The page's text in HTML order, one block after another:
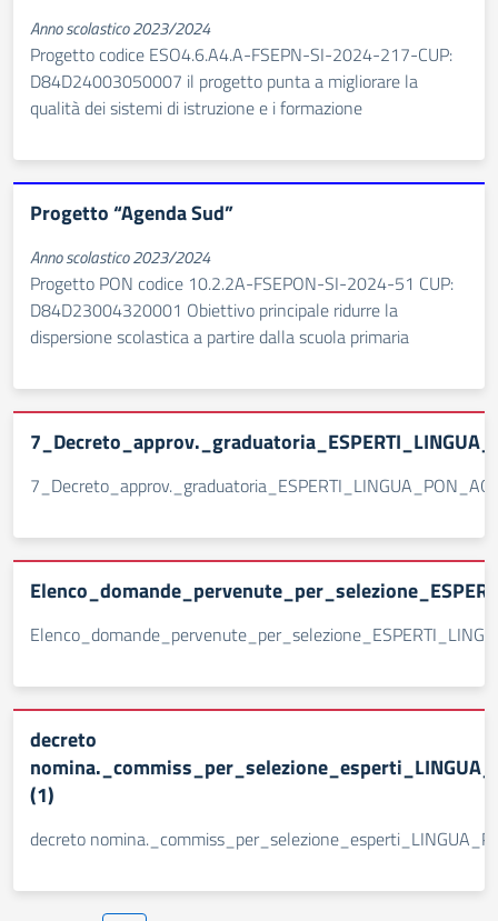
Anno scolastico 2023/2024
Progetto codice ESO4.6.A4.A-FSEPN-SI-2024-217-CUP:
D84D24003050007 il progetto punta a migliorare la
qualità dei sistemi di istruzione e i formazione
Progetto “Agenda Sud”
Anno scolastico 2023/2024
Progetto PON codice 10.2.2A-FSEPON-SI-2024-51 CUP:
D84D23004320001 Obiettivo principale ridurre la
dispersione scolastica a partire dalla scuola primaria
decreto
(1)
decreto